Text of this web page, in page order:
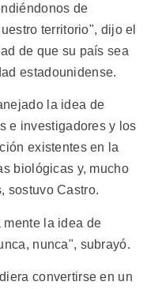
de
territorio", dijo el
de que su país sea
estadounidense.
la idea de
e investigadores y los
existentes en la
biológicas y, mucho
sostuvo Castro.
la idea de
nunca", subrayó.
convertirse en un